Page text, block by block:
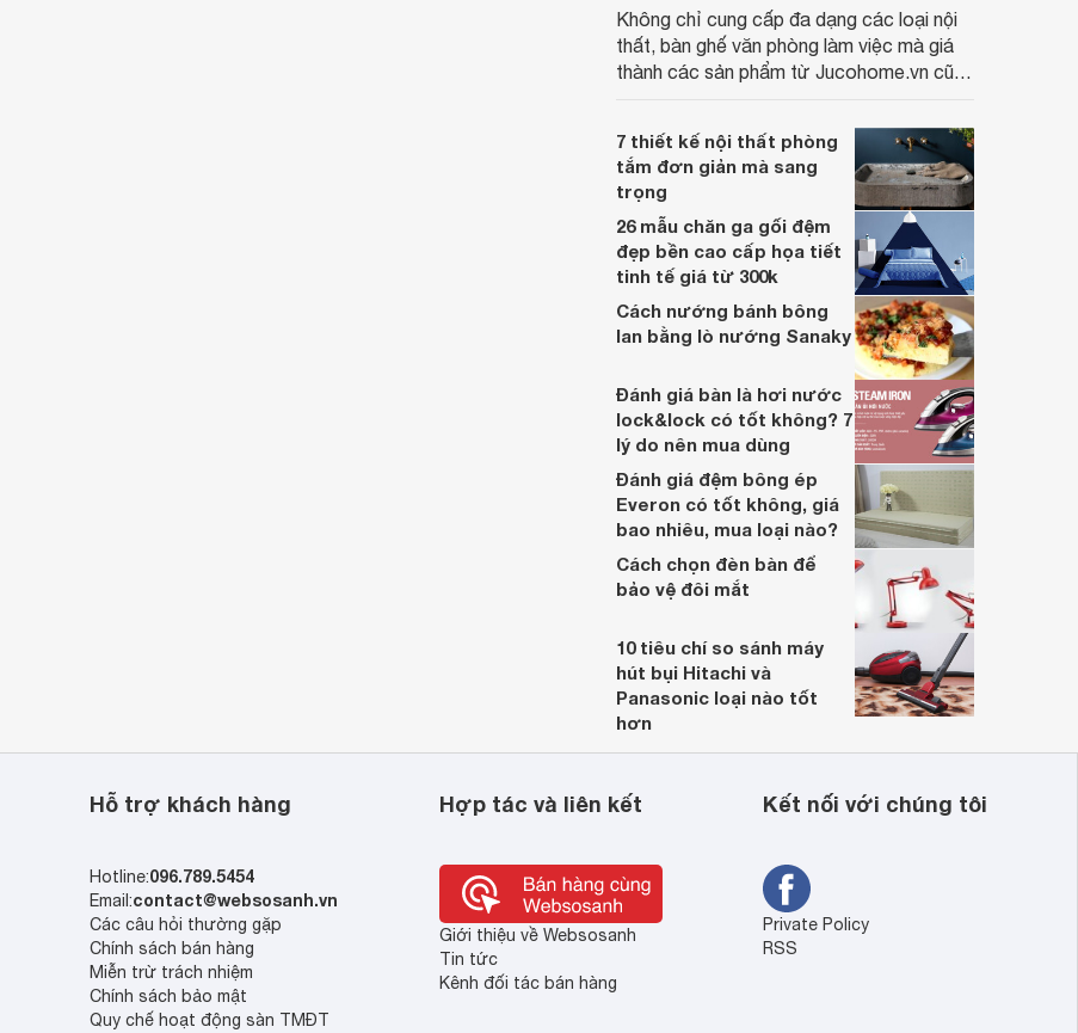
Không chỉ cung cấp đa dạng các loại nội
thất, bàn ghế văn phòng làm việc mà giá
thành các sản phẩm từ Jucohome.vn cũng
7 thiết kế nội thất phòng
tắm đơn giản mà sang
trọng
26 mẫu chăn ga gối đệm
đẹp bền cao cấp họa tiết
tinh tế giá từ 300k
Cách nướng bánh bông
lan bằng lò nướng Sanaky
Đánh giá bàn là hơi nước
lock&lock có tốt không? 7
lý do nên mua dùng
Đánh giá đệm bông ép
Everon có tốt không, giá
bao nhiêu, mua loại nào?
Cách chọn đèn bàn để
bảo vệ đôi mắt
10 tiêu chí so sánh máy
hút bụi Hitachi và
Panasonic loại nào tốt
hơn
Hỗ trợ khách hàng
Hotline:096.789.5454
Email:contact@websosanh.vn
Các câu hỏi thường gặp
Chính sách bán hàng
Miễn trừ trách nhiệm
Chính sách bảo mật
Quy chế hoạt động sàn TMĐT
Hợp tác và liên kết
Giới thiệu về Websosanh
Tin tức
Kênh đối tác bán hàng
Kết nối với chúng tôi
Private Policy
RSS